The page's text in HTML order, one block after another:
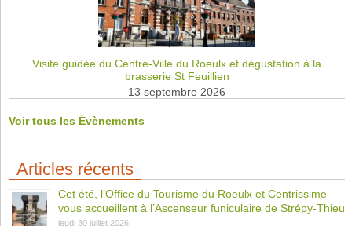
Visite guidée du Centre-Ville du Roeulx et dégustation à la
brasserie St Feuillien
13 septembre 2026
Voir tous les Évènements
Articles récents
Cet été, l’Office du Tourisme du Roeulx et Centrissime
vous accueillent à l’Ascenseur funiculaire de Strépy-Thieu
jeudi 30 juillet 2026